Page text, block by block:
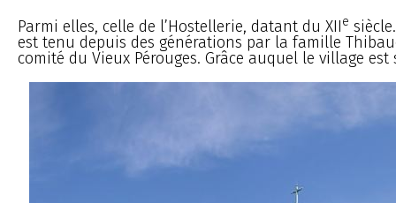
Parmi elles, celle de l’Hostellerie, datant du XIIe
est tenu depuis des générations par la famille
comité du Vieux Pérouges. Grâce auquel le village